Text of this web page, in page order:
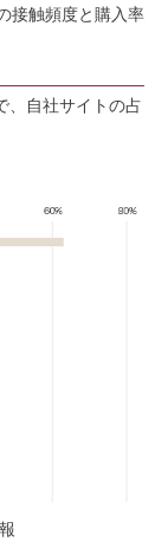
接触頻度と購入率
、自社サイトの占